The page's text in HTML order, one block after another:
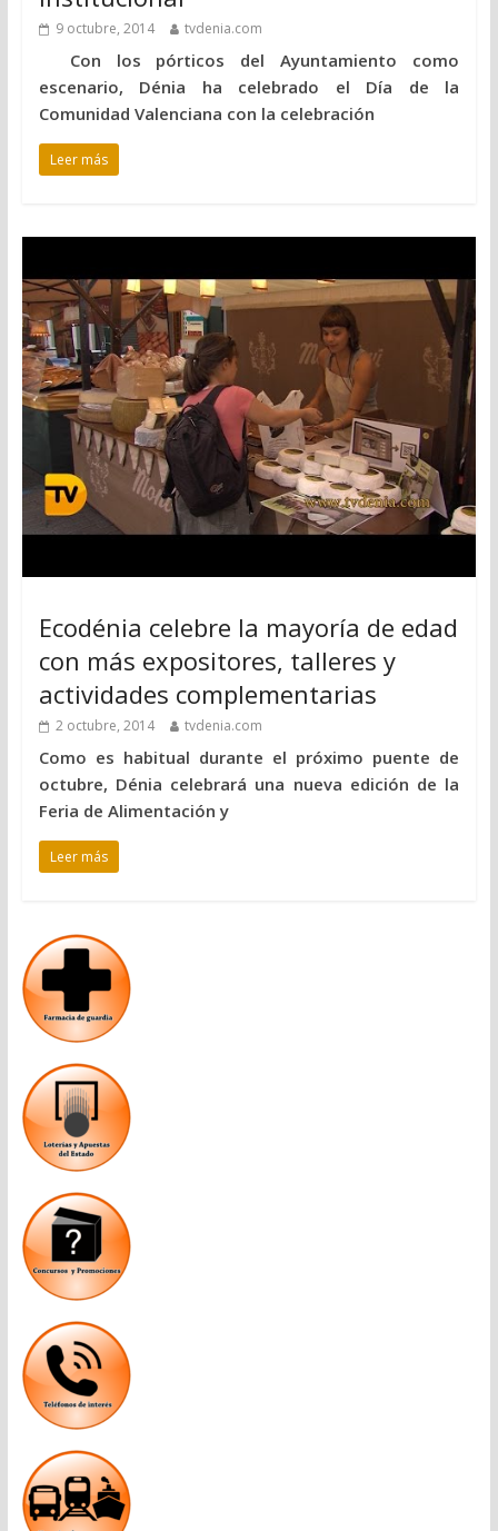
9 octubre, 2014 tvdenia.com
Con los pórticos del Ayuntamiento como
escenario, Dénia ha celebrado el Día de la
Comunidad Valenciana con la celebración
Leer más
Ecodénia celebre la mayoría de edad
con más expositores, talleres y
actividades complementarias
2 octubre, 2014 tvdenia.com
Como es habitual durante el próximo puente de
octubre, Dénia celebrará una nueva edición de la
Feria de Alimentación y
Leer más